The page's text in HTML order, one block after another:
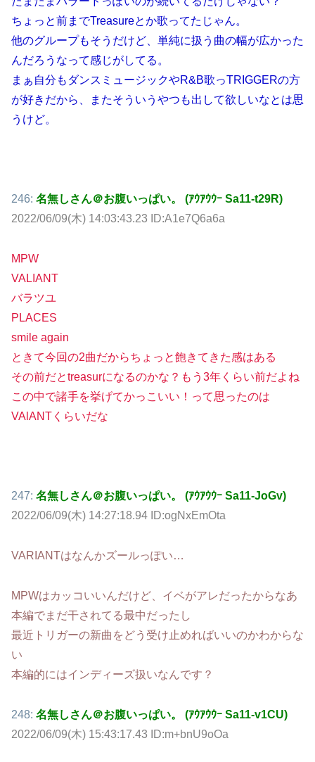
ちょっと前までTreasureとか歌ってたじゃん。
他のグループもそうだけど、単純に扱う曲の幅が広かった
んだろうなって感じがしてる。
まぁ自分もダンスミュージックやR&B歌っTRIGGERの方
が好きだから、またそういうやつも出して欲しいなとは思
うけど。
246: 名無しさん＠お腹いっぱい。 (ｱｳｱｳｳｰ Sa11-t29R)
2022/06/09(木) 14:03:43.23 ID:A1e7Q6a6a
MPW
VALIANT
バラツユ
PLACES
smile again
ときて今回の2曲だからちょっと飽きてきた感はある
その前だとtreasurになるのかな？もう3年くらい前だよね
この中で諸手を挙げてかっこいい！って思ったのは
VAlANTくらいだな
247: 名無しさん＠お腹いっぱい。 (ｱｳｱｳｳｰ Sa11-JoGv)
2022/06/09(木) 14:27:18.94 ID:ogNxEmOta
VARIANTはなんかズールっぽい…
MPWはカッコいいんだけど、イベがアレだったからなあ
本編でまだ干されてる最中だったし
最近トリガーの新曲をどう受け止めればいいのかわからな
い
本編的にはインディーズ扱いなんです？
248: 名無しさん＠お腹いっぱい。 (ｱｳｱｳｳｰ Sa11-v1CU)
2022/06/09(木) 15:43:17.43 ID:m+bnU9oOa